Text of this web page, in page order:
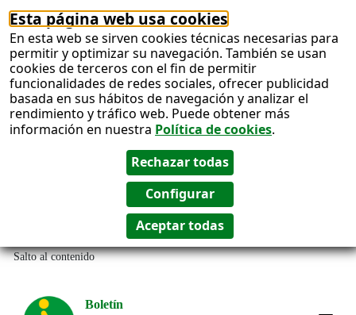
Esta página web usa cookies
En esta web se sirven cookies técnicas necesarias para
permitir y optimizar su navegación. También se usan
cookies de terceros con el fin de permitir
funcionalidades de redes sociales, ofrecer publicidad
basada en sus hábitos de navegación y analizar el
rendimiento y tráfico web. Puede obtener más
información en nuestra Política de cookies.
Salto al contenido
Boletín